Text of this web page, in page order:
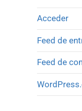
Acceder
Feed de
Feed de